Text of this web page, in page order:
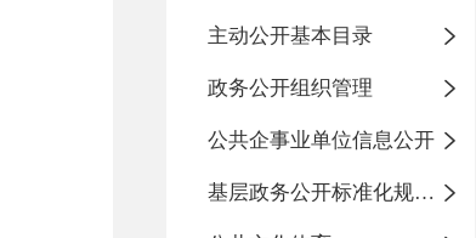
主动公开基本目录
政务公开组织管理
公共企事业单位信息公开
基层政务公开标准化规范化